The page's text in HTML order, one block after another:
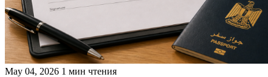
May 04, 2026 1 мин чтения